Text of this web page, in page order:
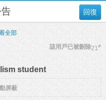
回復
全部
21#
該用戶已被刪除
student
屏蔽